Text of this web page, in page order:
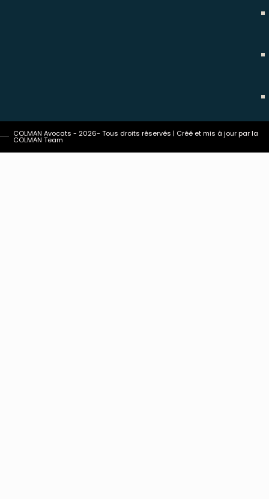
COLMAN Avocats - 2026- Tous droits réservés | Créé et mis à jour par la
COLMAN Team